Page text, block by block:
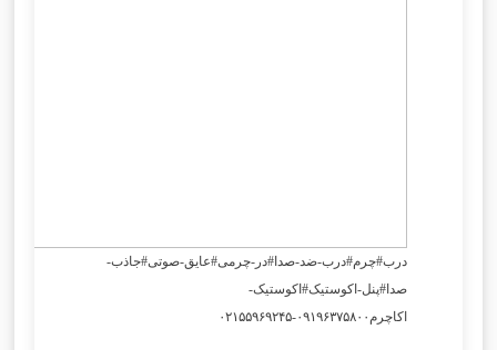
درب#چرم#درب-ضد-صدا#در-چرمی#عایق-صوتی#جاذب-
صدا#پنل-اکوستیک#اکوستیک-
اکاچرم۰۹۱۹۶۳۷۵۸۰۰-۰۲۱۵۵۹۶۹۲۴۵